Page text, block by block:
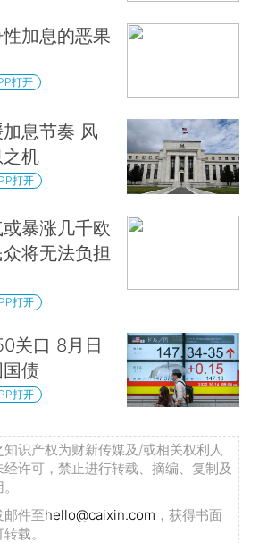
加息的恶果
打开
息节奏 风
机
打开
暴涨几千欧
将无法负担
打开
关口 8月日
债
打开
识产权为财新传媒及/或相关权利人
许可，禁止进行转载、摘编、复制及
邮件至hello@caixin.com ，获得书面
载。